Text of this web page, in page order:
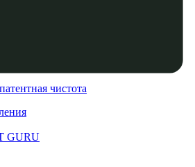
чистота
GURU